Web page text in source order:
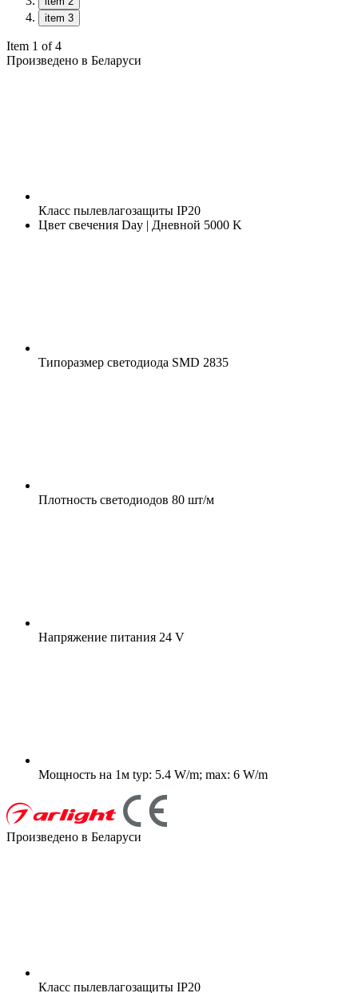
item 3
Item 1 of 4
Произведено в Беларуси
Класс пылевлагозащиты IP20
Цвет свечения Day | Дневной 5000 K
Типоразмер светодиода SMD 2835
Плотность светодиодов 80 шт/м
Напряжение питания 24 V
Мощность на 1м typ: 5.4 W/m; max: 6 W/m
Произведено в Беларуси
Класс пылевлагозащиты IP20